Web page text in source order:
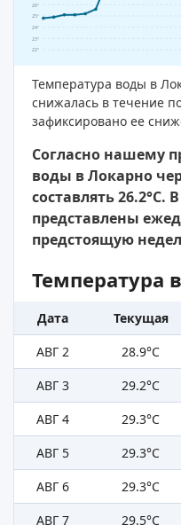
22°
23°
24°
25°
26°
Температура воды в
снижалась в течение
зафиксировано ее
Согласно нашему
воды в Локарно
составлять 26.2°C.
представлены
предстоящую
Температура
Дата Текущая
АВГ 2
28.9°C
АВГ 3
29.2°C
АВГ 4
29.3°C
АВГ 5
29.3°C
АВГ 6
29.3°C
АВГ 7
29.5°C